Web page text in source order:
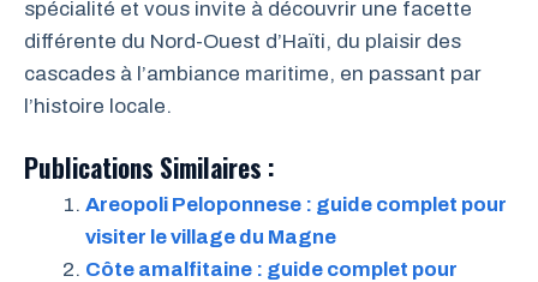
spécialité et vous invite à découvrir une facette
différente du Nord-Ouest d’Haïti, du plaisir des
cascades à l’ambiance maritime, en passant par
l’histoire locale.
Publications Similaires :
Areopoli Peloponnese : guide complet pour
visiter le village du Magne
Côte amalfitaine : guide complet pour